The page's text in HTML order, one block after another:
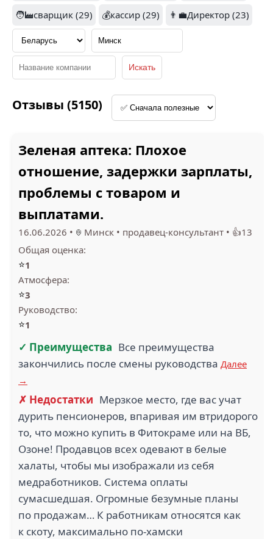
ЗЕЛЕНАЯ АПТЕКА (25) ЛОГИСТИКС (24)
ГЛОБАЛ СЕРВИС
ИНТЕРНЕШИНАЛ (24)
РАДЗИВИЛЛОВСКИЙ
(20)
1.1
СТАР БЬЮТИ СЕРВИС
(20)
4
СИЛЬВЕРФЛЕКС (18) ОБК (17)
2.1
АРМТЕК (16)
4
🧑‍🏭сварщик (29)
💰кассир (29) 👨‍💼Директор (23)
Отзывы (5150)
Зеленая аптека: Плохое
отношение, задержки зарплаты,
проблемы с товаром и
выплатами.
16.06.2026 • Минск • продавец-консультант • 👍13
Общая оценка:
⭐1
Атмосфера:
⭐3
Руководство:
⭐1
✓ Преимущества Все преимущества
закончились после смены руководства Далее
→
✗ Недостатки Мерзкое место, где вас учат
дурить пенсионеров, впаривая им втридорого
то, что можно купить в Фитокраме или на ВБ,
Озоне! Продавцов всех одевают в белые
халаты, чтобы мы изображали из себя
медработников. Система оплаты
сумасшедшая. Огромные безумные планы
по продажам… К работникам относятся как
к скоту, максимально по-хамски